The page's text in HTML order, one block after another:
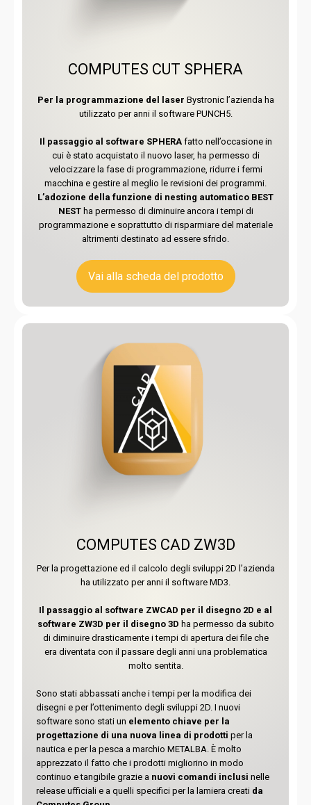
COMPUTES CUT SPHERA
Per la programmazione del laser Bystronic l’azienda ha
utilizzato per anni il software PUNCH5.
Il passaggio al software SPHERAfatto nell’occasione in
cui è stato acquistato il nuovo laser, ha permesso di
velocizzare la fase di programmazione, ridurre i fermi
macchina e gestire al meglio le revisioni dei programmi.
L’adozione della funzione di nesting automatico BEST
NESTha permesso di diminuire ancora i tempi di
programmazione e soprattutto di risparmiare del materiale
altrimenti destinato ad essere sfrido.
Vai alla scheda del prodotto
COMPUTES CAD ZW3D
Per la progettazione ed il calcolo degli sviluppi 2D l’azienda
ha utilizzato per anni il software MD3.
Il passaggio al software ZWCAD per il disegno 2D e al
software ZW3D per il disegno 3D ha permesso da subito
di diminuire drasticamente i tempi di apertura dei file che
era diventata con il passare degli anni una problematica
molto sentita.
Sono stati abbassati anche i tempi per la modifica dei
disegni e per l’ottenimento degli sviluppi 2D. I nuovi
software sono stati un elemento chiave per la
progettazione di una nuova linea di prodotti per la
nautica e per la pesca a marchio METALBA. È molto
apprezzato il fatto che i prodotti migliorino in modo
continuo e tangibile grazie a nuovi comandi inclusi nelle
release ufficiali e a quelli specifici per la lamiera creati da